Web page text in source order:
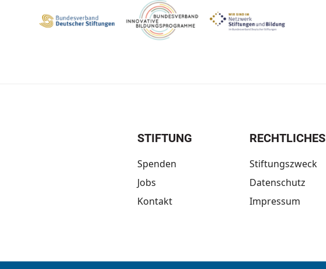
STIFTUNG
Spenden
Jobs
Kontakt
RECHTLICHES
Stiftungszweck
Datenschutz
Impressum